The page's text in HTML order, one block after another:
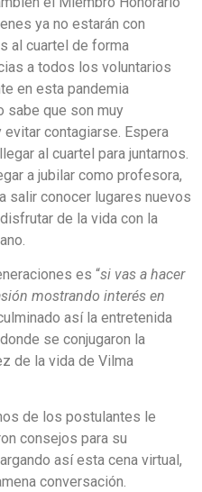
ya no estarán con
al cuartel de forma
a todos los voluntarios
en esta pandemia
sabe que son muy
contagiarse. Espera
al cuartel para juntarnos.
a jubilar como profesora,
salir conocer lugares nuevos
de la vida con la
es “si vas a hacer
mostrando interés en
así la entretenida
se conjugaron la
de la vida de Vilma
de los postulantes le
consejos para su
así esta cena virtual,
conversación.